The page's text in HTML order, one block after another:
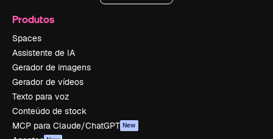
Produtos
Spaces
Assistente de IA
Gerador de imagens
Gerador de vídeos
Texto para voz
Conteúdo de stock
MCP para Claude/ChatGPT New